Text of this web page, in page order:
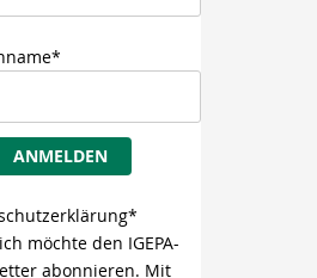
ANMELDEN
ich möchte den IGEPA-
abonnieren. Mit